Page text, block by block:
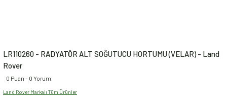
LR110260 - RADYATÖR ALT SOĞUTUCU HORTUMU (VELAR) - Land
Rover
0 Puan - 0 Yorum
Land Rover Markalı Tüm Ürünler